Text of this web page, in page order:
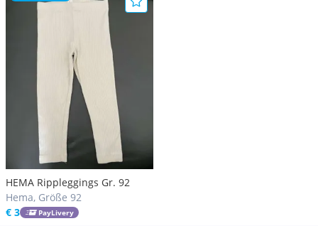
HEMA Rippleggings Gr. 92
Hema, Größe 92
€ 3
PayLivery